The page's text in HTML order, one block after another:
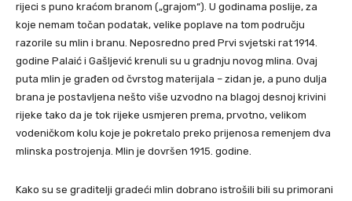
rijeci s puno kraćom branom („grajom“). U godinama poslije, za
koje nemam točan podatak, velike poplave na tom području
razorile su mlin i branu. Neposredno pred Prvi svjetski rat 1914.
godine Palaić i Gašljević krenuli su u gradnju novog mlina. Ovaj
puta mlin je građen od čvrstog materijala – zidan je, a puno dulja
brana je postavljena nešto više uzvodno na blagoj desnoj krivini
rijeke tako da je tok rijeke usmjeren prema, prvotno, velikom
vodeničkom kolu koje je pokretalo preko prijenosa remenjem dva
mlinska postrojenja. Mlin je dovršen 1915. godine.
Kako su se graditelji gradeći mlin dobrano istrošili bili su primorani